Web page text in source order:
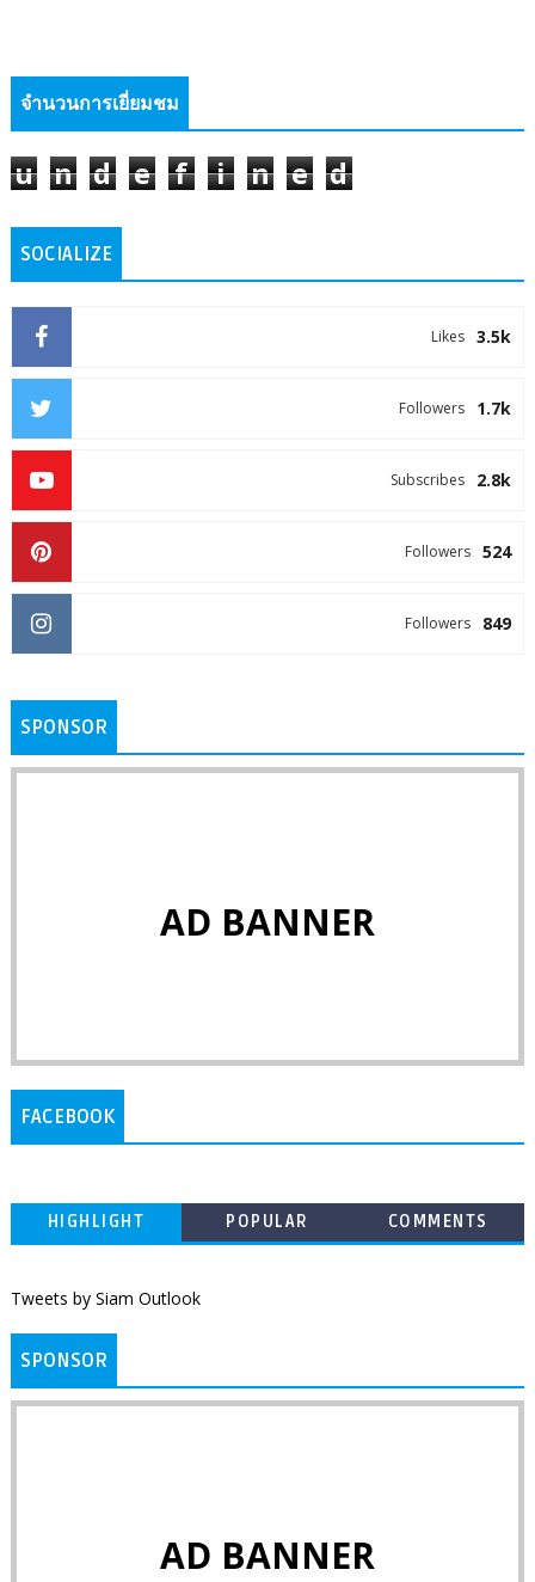
จำนวนการเยี่ยมชม
u n d e f i n e d
SOCIALIZE
3.5k
Likes
1.7k
Followers
2.8k
Subscribes
524
Followers
849
Followers
SPONSOR
AD BANNER
FACEBOOK
HIGHLIGHT POPULAR COMMENTS
Tweets by Siam Outlook
SPONSOR
AD BANNER